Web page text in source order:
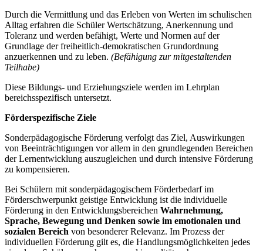
Durch die Vermittlung und das Erleben von Werten im schulischen
Alltag erfahren die Schüler Wertschätzung, Anerkennung und
Toleranz und werden befähigt, Werte und Normen auf der
Grundlage der freiheitlich-demokratischen Grundordnung
anzuerkennen und zu leben. (Befähigung zur mitgestaltenden
Teilhabe)
Diese Bildungs- und Erziehungsziele werden im Lehrplan
bereichsspezifisch untersetzt.
Förderspezifische Ziele
Sonderpädagogische Förderung verfolgt das Ziel, Auswirkungen
von Beeinträchtigungen vor allem in den grundlegenden Bereichen
der Lernentwicklung auszugleichen und durch intensive Förderung
zu kompensieren.
Bei Schülern mit sonderpädagogischem Förderbedarf im
Förderschwerpunkt geistige Entwicklung ist die individuelle
Förderung in den Entwicklungsbereichen Wahrnehmung,
Sprache, Bewegung und Denken sowie im emotionalen und
sozialen Bereich von besonderer Relevanz. Im Prozess der
individuellen Förderung gilt es, die Handlungsmöglichkeiten jedes